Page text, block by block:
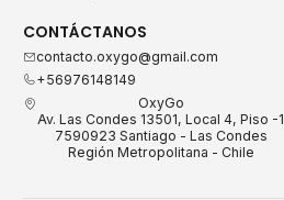
CONTÁCTANOS
contacto.oxygo@gmail.com
+56976148149
OxyGo
Av. Las Condes 13501, Local 4, Piso -1
7590923 Santiago - Las Condes
Región Metropolitana - Chile